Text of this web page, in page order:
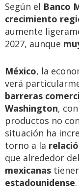
Según el Banco
crecimiento
aumente
2027, aunque
México, la
verá
barreras
Washington, con
productos no
situación ha
torno a la
que alrededor del
mexicanas
estadounidense.